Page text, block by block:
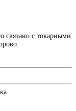
связано с токарными